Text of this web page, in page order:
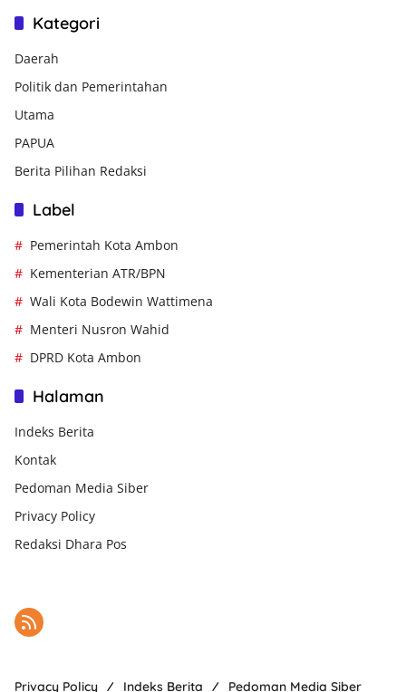
Kategori
Daerah
Politik dan Pemerintahan
Utama
PAPUA
Berita Pilihan Redaksi
Label
Pemerintah Kota Ambon
Kementerian ATR/BPN
Wali Kota Bodewin Wattimena
Menteri Nusron Wahid
DPRD Kota Ambon
Halaman
Indeks Berita
Kontak
Pedoman Media Siber
Privacy Policy
Redaksi Dhara Pos
Privacy Policy Indeks Berita Pedoman Media Siber